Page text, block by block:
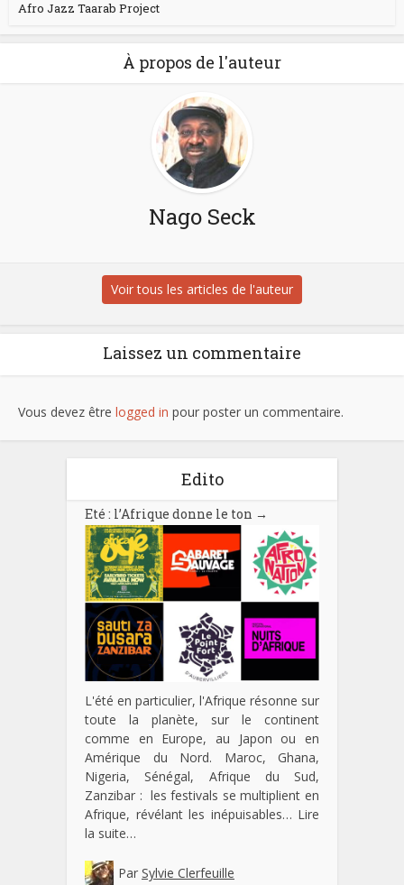
Afro Jazz Taarab Project
À propos de l'auteur
Nago Seck
Voir tous les articles de l'auteur
Laissez un commentaire
Vous devez être logged in pour poster un commentaire.
Edito
Eté : l’Afrique donne le ton →
L'été en particulier, l'Afrique résonne sur
toute la planète, sur le continent
comme en Europe, au Japon ou en
Amérique du Nord. Maroc, Ghana,
Nigeria, Sénégal, Afrique du Sud,
Zanzibar : les festivals se multiplient en
Afrique, révélant les inépuisables… Lire
la suite…
Par Sylvie Clerfeuille